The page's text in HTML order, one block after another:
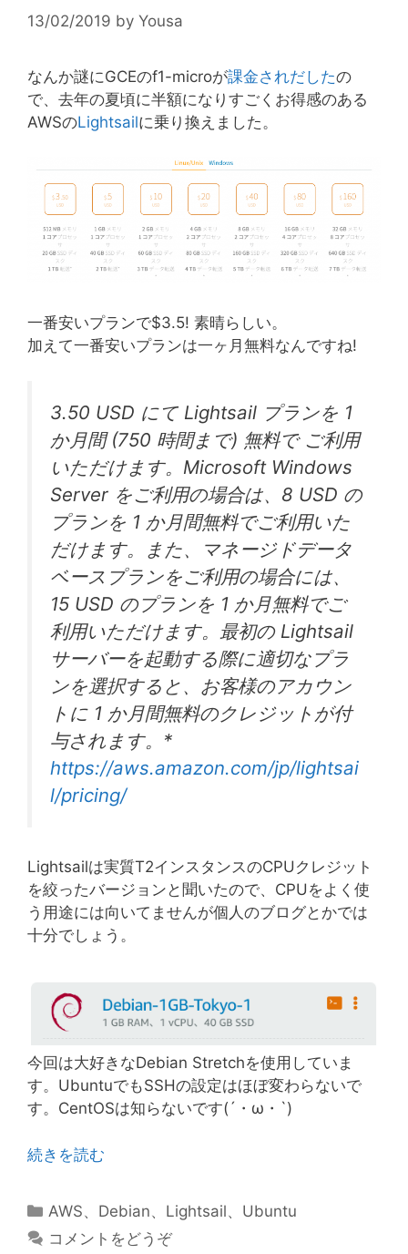
13/02/2019 by Yousa
なんか謎にGCEのf1-microが課金されだしたの
で、去年の夏頃に半額になりすごくお得感のある
AWSのLightsailに乗り換えました。
一番安いプランで$3.5! 素晴らしい。
加えて一番安いプランは一ヶ月無料なんですね!
3.50 USD にて Lightsail プランを 1
か月間 (750 時間まで) 無料で ご利用
いただけます。Microsoft Windows
Server をご利用の場合は、8 USD の
プランを 1 か月間無料でご利用いた
だけます。また、マネージドデータ
ベースプランをご利用の場合には、
15 USD のプランを 1 か月無料でご
利用いただけます。最初の Lightsail
サーバーを起動する際に適切なプラ
ンを選択すると、お客様のアカウン
トに 1 か月間無料のクレジットが付
与されます。*
https://aws.amazon.com/jp/lightsai
l/pricing/
Lightsailは実質T2インスタンスのCPUクレジット
を絞ったバージョンと聞いたので、CPUをよく使
う用途には向いてませんが個人のブログとかでは
十分でしょう。
今回は大好きなDebian Stretchを使用していま
す。UbuntuでもSSHの設定はほぼ変わらないで
す。CentOSは知らないです(´・ω・`)
続きを読む
カ
AWS、 Debian、 Lightsail、 Ubuntu
コメントをどうぞ